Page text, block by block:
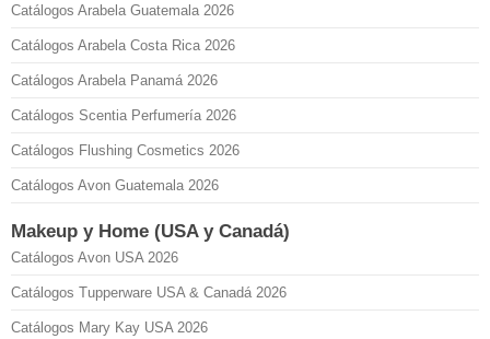
Catálogos Arabela Guatemala 2026
Catálogos Arabela Costa Rica 2026
Catálogos Arabela Panamá 2026
Catálogos Scentia Perfumería 2026
Catálogos Flushing Cosmetics 2026
Catálogos Avon Guatemala 2026
Makeup y Home (USA y Canadá)
Catálogos Avon USA 2026
Catálogos Tupperware USA & Canadá 2026
Catálogos Mary Kay USA 2026